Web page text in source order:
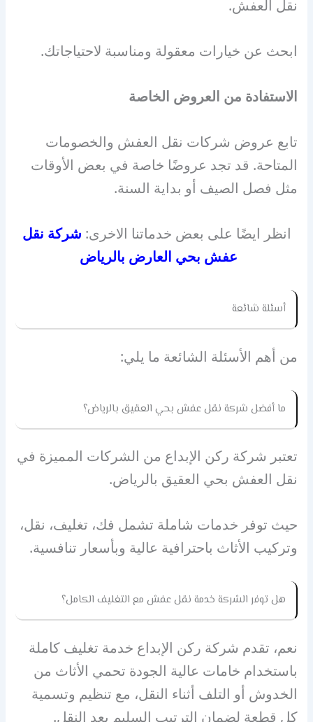
نقل العفش.
ابحث عن خيارات معقولة ومناسبة لاحتياجاتك.
الاستفادة من العروض الخاصة
تابع عروض شركات نقل العفش والخصومات
المتاحة. قد تجد عروضًا خاصة في بعض الأوقات
مثل فصل الصيف أو بداية السنة.
انظر ايضًا على بعض خدماتنا الاخرى: شركة نقل
عفش بحي العارض بالرياض
أسئلة شائعة
من أهم الأسئلة الشائعة ما يلي:
ما أفضل شركة نقل عفش بحي العقيق بالرياض؟
تعتبر شركة ركن الإبداع من الشركات المميزة في
نقل العفش بحي العقيق بالرياض.
حيث توفر خدمات شاملة تشمل فك، تغليف، نقل،
وتركيب الأثاث باحترافية عالية وبأسعار تنافسية.
هل توفر الشركة خدمة نقل عفش مع التغليف الكامل؟
نعم، تقدم شركة ركن الإبداع خدمة تغليف كاملة
باستخدام خامات عالية الجودة تحمي الأثاث من
الخدوش أو التلف أثناء النقل، مع تنظيم وتسمية
كل قطعة لضمان الترتيب السليم بعد النقل.